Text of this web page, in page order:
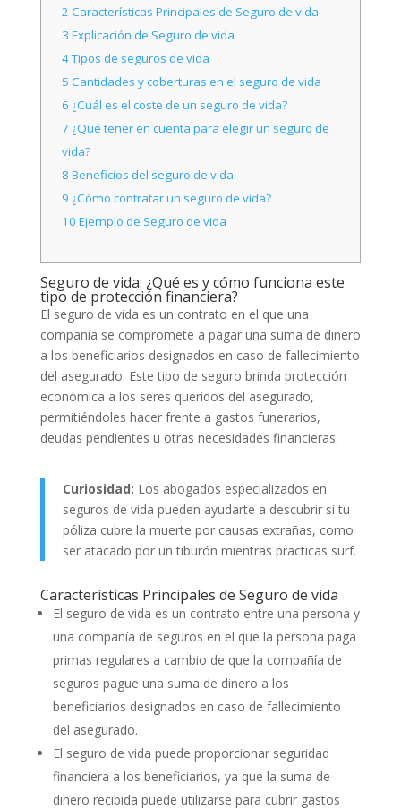
2 Características Principales de Seguro de vida
3 Explicación de Seguro de vida
4Tipos de seguros de vida
5 Cantidades y coberturas en el seguro de vida
6 ¿Cuál es el coste de un seguro de vida?
7 ¿Qué tener en cuenta para elegir un seguro de
vida?
8 Beneficios del seguro de vida
9 ¿Cómo contratar un seguro de vida?
10 Ejemplo de Seguro de vida
Seguro de vida: ¿Qué es y cómo funciona este
tipo de protección financiera?
El seguro de vida es un contrato en el que una
compañía se compromete a pagar una suma de dinero
a los beneficiarios designados en caso de fallecimiento
del asegurado. Este tipo de seguro brinda protección
económica a los seres queridos del asegurado,
permitiéndoles hacer frente a gastos funerarios,
deudas pendientes u otras necesidades financieras.
Curiosidad: Los abogados especializados en
seguros de vida pueden ayudarte a descubrir si tu
póliza cubre la muerte por causas extrañas, como
ser atacado por un tiburón mientras practicas surf.
Características Principales de Seguro de vida
El seguro de vida es un contrato entre una persona y
una compañía de seguros en el que la persona paga
primas regulares a cambio de que la compañía de
seguros pague una suma de dinero a los
beneficiarios designados en caso de fallecimiento
del asegurado.
El seguro de vida puede proporcionar seguridad
financiera a los beneficiarios, ya que la suma de
dinero recibida puede utilizarse para cubrir gastos